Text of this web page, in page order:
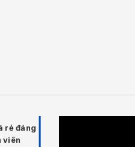
rẻ đáng
viên